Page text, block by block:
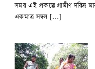
সময় এই প্রকল্পে গ্রামীণ দরিদ্র
একমাত্র সম্বল […]